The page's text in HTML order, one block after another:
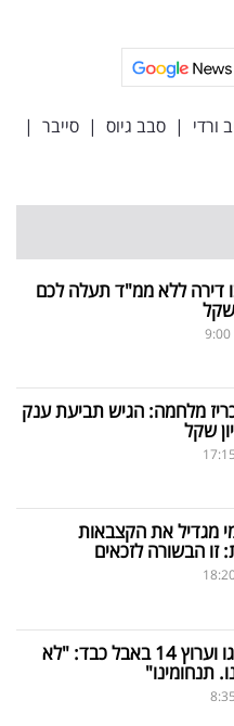
ורדי | סבב גיוס | סייבר |
דירה ללא ממ"ד תעלה לכם
9:00
מלחמה: הגיש תביעת ענק
17:15
מגדיל את הקצבאות
זו הבשורה לזכאים
יעקב ברדוגו וערוץ 14 באבל כבד: "לא
תנחומינו"
8:35